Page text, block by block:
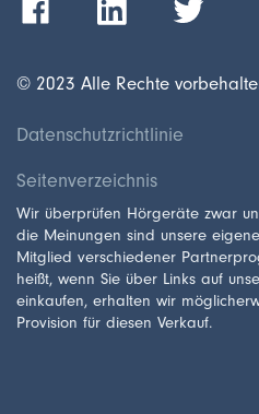
© 2023 Alle Rechte
Datenschutzrichtlinie
Seitenverzeichnis
Wir überprüfen Hörgeräte zwar
die Meinungen sind unsere
Mitglied verschiedener
heißt, wenn Sie über Links auf
einkaufen, erhalten wir
Provision für diesen Verkauf.